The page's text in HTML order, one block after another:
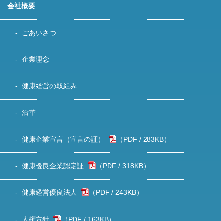
会社概要
ごあいさつ
企業理念
健康経営の取組み
沿革
健康企業宣言（宣言の証） 283KB）
健康優良企業認定証 318KB）
健康経営優良法人 243KB）
人権方針 163KB）